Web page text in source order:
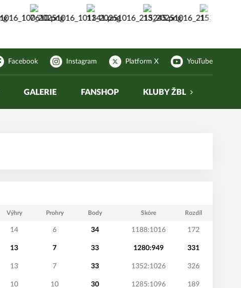
Facebook Instagram Platform X YouTube
GALERIE FANSHOP KLUBY ŽBL
Výhry Prohry Body Skóre Rozdíl
14 6 34 1188:1016 172
13 7 33 1280:949 331
13 7 33 1352:1026 326
10 10 30 1285:1096 189